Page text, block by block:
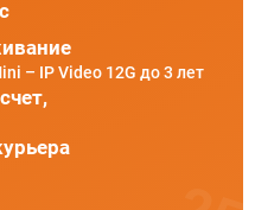
– IP Video 12G до 3 лет